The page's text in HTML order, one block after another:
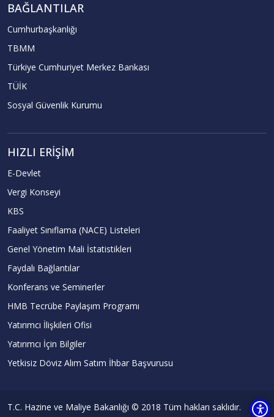
BAĞLANTILAR
Cumhurbaşkanlığı
TBMM
Türkiye Cumhuriyet Merkez Bankası
TÜİK
Sosyal Güvenlik Kurumu
HIZLI ERIŞIM
E-Devlet
Vergi Konseyi
KBS
Faaliyet Sınıflama (NACE) Listeleri
Genel Yönetim Mali İstatistikleri
Faydalı Bağlantılar
Konferans ve Seminerler
HMB Tecrübe Paylaşım Programı
Yatırımcı İlişkileri Ofisi
Yatırımcı İçin Bilgiler
Yetkisiz Döviz Alım Satım İhbar Başvurusu
T.C. Hazine ve Maliye Bakanlığı © 2018 Tüm hakları saklıdır.